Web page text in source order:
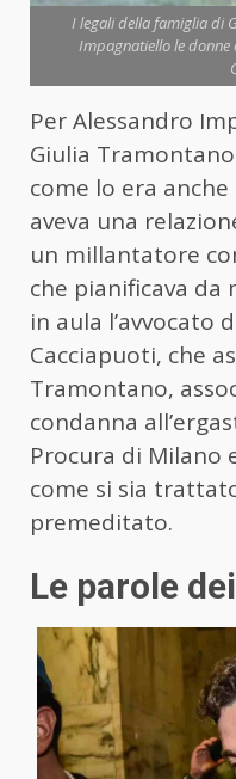
I legali della famiglia di
Impagnatiello le donne
Per Alessandro
Giulia
come lo era
aveva una
un millantatore
che pianificava da
in aula l’avvocato
Cacciapuoti, che
Tramontano,
condanna
Procura di Milano
come si sia
premeditato.
Le parole